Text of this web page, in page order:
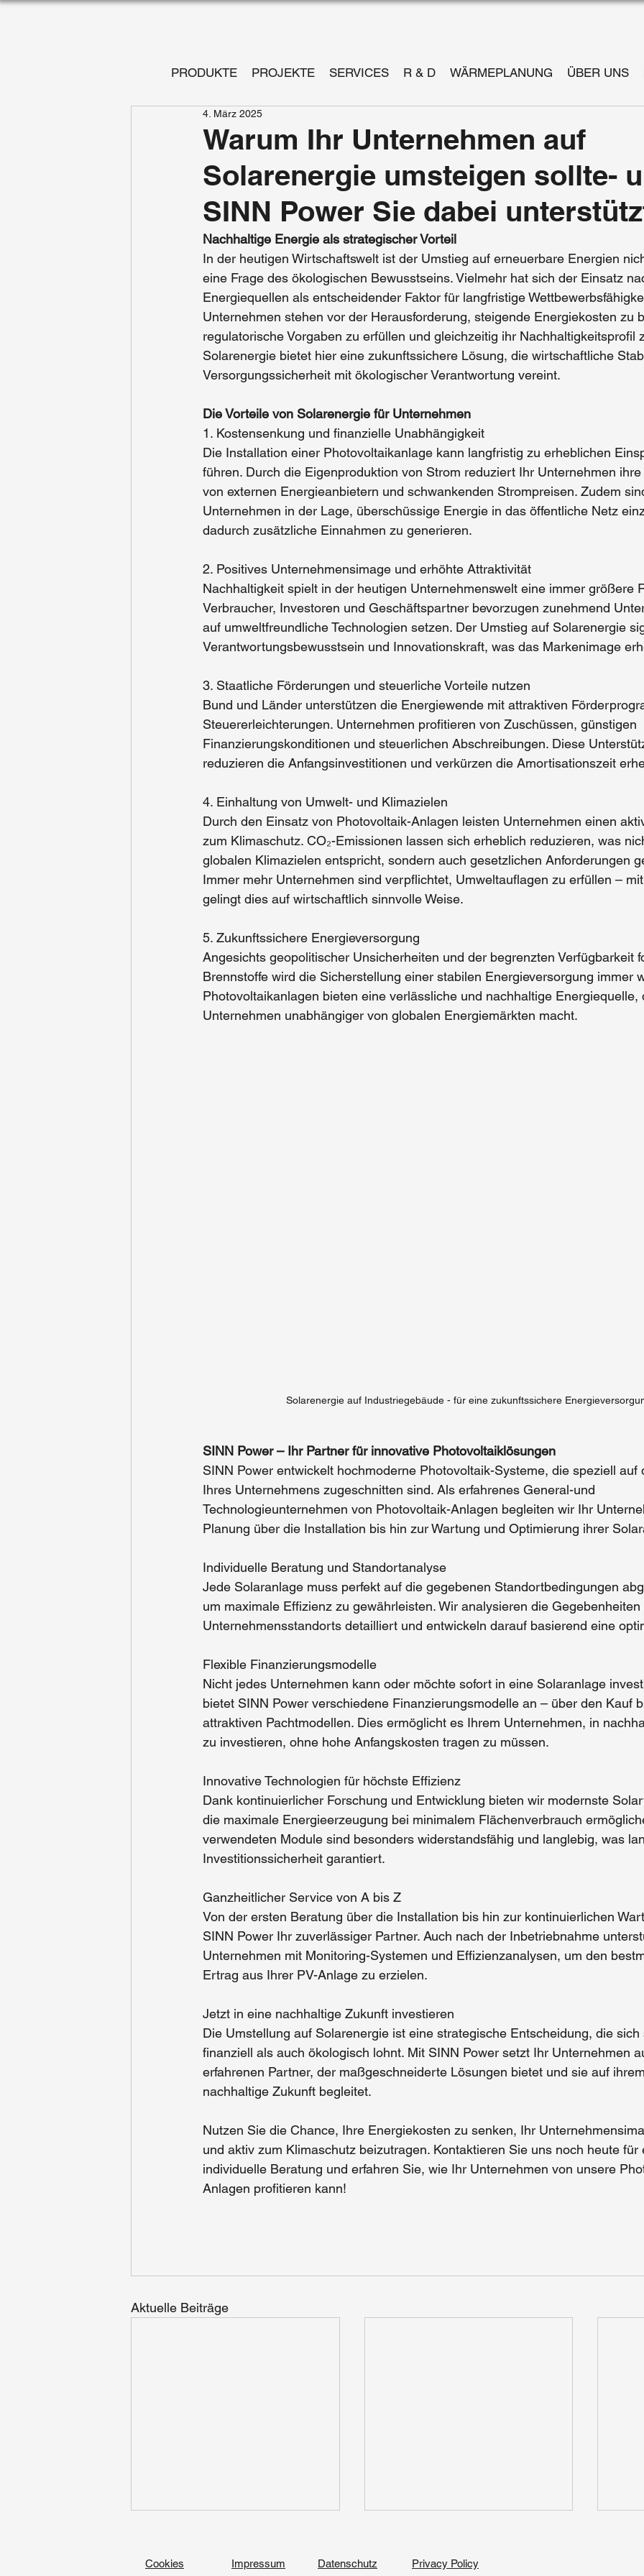
PRODUKTE PROJEKTE SERVICES R & D WÄRMEPLANUNG ÜBER UNS
Warum Ihr Unternehmen auf
Solarenergie umsteigen sollte-
SINN Power Sie dabei
4. März 2025
Nachhaltige Energie als strategischer Vorteil
In der heutigen Wirtschaftswelt ist der Umstieg auf erneuerbare Energien
eine Frage des ökologischen Bewusstseins. Vielmehr hat sich der Einsatz
Energiequellen als entscheidender Faktor für langfristige
Unternehmen stehen vor der Herausforderung, steigende Energiekosten zu
regulatorische Vorgaben zu erfüllen und gleichzeitig ihr Nachhaltigkeitsprofil
Solarenergie bietet hier eine zukunftssichere Lösung, die wirtschaftliche
Versorgungssicherheit mit ökologischer Verantwortung vereint.
Die Vorteile von Solarenergie für Unternehmen
1. Kostensenkung und finanzielle Unabhängigkeit
Die Installation einer Photovoltaikanlage kann langfristig zu erheblichen
führen. Durch die Eigenproduktion von Strom reduziert Ihr Unternehmen
von externen Energieanbietern und schwankenden Strompreisen. Zudem
Unternehmen in der Lage, überschüssige Energie in das öffentliche Netz
dadurch zusätzliche Einnahmen zu generieren.
2. Positives Unternehmensimage und erhöhte Attraktivität
Nachhaltigkeit spielt in der heutigen Unternehmenswelt eine immer größere
Verbraucher, Investoren und Geschäftspartner bevorzugen zunehmend
auf umweltfreundliche Technologien setzen. Der Umstieg auf Solarenergie
Verantwortungsbewusstsein und Innovationskraft, was das Markenimage
3. Staatliche Förderungen und steuerliche Vorteile nutzen
Bund und Länder unterstützen die Energiewende mit attraktiven
Steuererleichterungen. Unternehmen profitieren von Zuschüssen, günstigen
Finanzierungskonditionen und steuerlichen Abschreibungen. Diese
reduzieren die Anfangsinvestitionen und verkürzen die Amortisationszeit
4. Einhaltung von Umwelt- und Klimazielen
Durch den Einsatz von Photovoltaik-Anlagen leisten Unternehmen einen
zum Klimaschutz. CO₂-Emissionen lassen sich erheblich reduzieren, was
globalen Klimazielen entspricht, sondern auch gesetzlichen Anforderungen
Immer mehr Unternehmen sind verpflichtet, Umweltauflagen zu erfüllen –
gelingt dies auf wirtschaftlich sinnvolle Weise.
5. Zukunftssichere Energieversorgung
Angesichts geopolitischer Unsicherheiten und der begrenzten Verfügbarkeit
Brennstoffe wird die Sicherstellung einer stabilen Energieversorgung immer
Photovoltaikanlagen bieten eine verlässliche und nachhaltige Energiequelle,
Unternehmen unabhängiger von globalen Energiemärkten macht.
Solarenergie auf Industriegebäude - für eine zukunftssichere
SINN Power – Ihr Partner für innovative Photovoltaiklösungen
SINN Power entwickelt hochmoderne Photovoltaik-Systeme, die speziell auf
Ihres Unternehmens zugeschnitten sind. Als erfahrenes General-und
Technologieunternehmen von Photovoltaik-Anlagen begleiten wir Ihr
Planung über die Installation bis hin zur Wartung und Optimierung ihrer
Individuelle Beratung und Standortanalyse
Jede Solaranlage muss perfekt auf die gegebenen Standortbedingungen
um maximale Effizienz zu gewährleisten. Wir analysieren die Gegebenheiten
Unternehmensstandorts detailliert und entwickeln darauf basierend eine
Flexible Finanzierungsmodelle
Nicht jedes Unternehmen kann oder möchte sofort in eine Solaranlage
bietet SINN Power verschiedene Finanzierungsmodelle an – über den Kauf
attraktiven Pachtmodellen. Dies ermöglicht es Ihrem Unternehmen, in
zu investieren, ohne hohe Anfangskosten tragen zu müssen.
Innovative Technologien für höchste Effizienz
Dank kontinuierlicher Forschung und Entwicklung bieten wir modernste
die maximale Energieerzeugung bei minimalem Flächenverbrauch
verwendeten Module sind besonders widerstandsfähig und langlebig, was
Investitionssicherheit garantiert.
Ganzheitlicher Service von A bis Z
Von der ersten Beratung über die Installation bis hin zur kontinuierlichen
SINN Power Ihr zuverlässiger Partner. Auch nach der Inbetriebnahme
Unternehmen mit Monitoring-Systemen und Effizienzanalysen, um den
Ertrag aus Ihrer PV-Anlage zu erzielen.
Jetzt in eine nachhaltige Zukunft investieren
Die Umstellung auf Solarenergie ist eine strategische Entscheidung, die sich
finanziell als auch ökologisch lohnt. Mit SINN Power setzt Ihr Unternehmen
erfahrenen Partner, der maßgeschneiderte Lösungen bietet und sie auf
nachhaltige Zukunft begleitet.
Nutzen Sie die Chance, Ihre Energiekosten zu senken, Ihr
und aktiv zum Klimaschutz beizutragen. Kontaktieren Sie uns noch heute für
individuelle Beratung und erfahren Sie, wie Ihr Unternehmen von unsere
Anlagen profitieren kann!
Aktuelle Beiträge
Cookies Impressum Datenschutz Privacy Policy